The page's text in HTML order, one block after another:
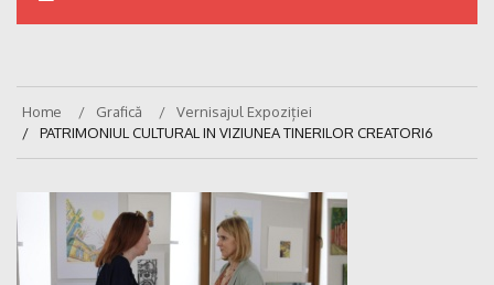
Home Grafică
Vernisajul Expoziției
PATRIMONIUL CULTURAL IN VIZIUNEA TINERILOR CREATORI6